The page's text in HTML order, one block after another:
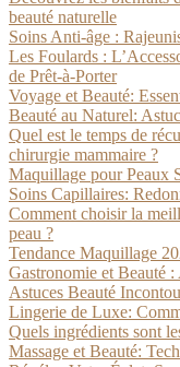
beauté naturelle
Soins Anti-âge :
Les Foulards :
de Prêt-à-Porter
Voyage et Beauté:
Beauté au Naturel:
Quel est le temps de
chirurgie mammaire ?
Maquillage pour Peaux
Soins Capillaires:
Comment choisir la
peau ?
Tendance Maquillage
Gastronomie et Beauté
Astuces Beauté
Lingerie de Luxe:
Quels ingrédients sont
Massage et Beauté: